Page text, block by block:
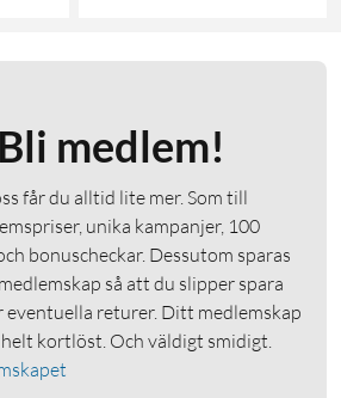
medlem!
får du alltid lite mer. Som till
unika kampanjer, 100
bonuscheckar. Dessutom sparas
så att du slipper spara
returer. Ditt medlemskap
kortlöst. Och väldigt smidigt.